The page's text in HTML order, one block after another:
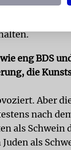
Menschen in
eng BDS
die
Aber
nach
als
als